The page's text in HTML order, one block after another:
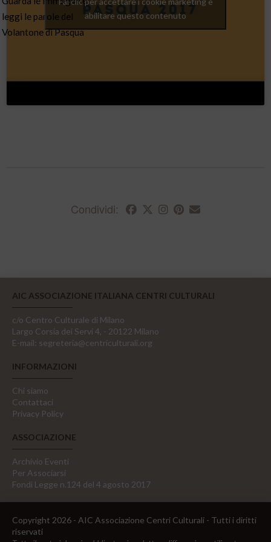
leggi le parole del
Volantone di Pasqua
abilitare questo contenuto
Condividi:
AIC ASSOCIAZIONE ITALIANA CENTRI CULTURALI
c/o Centro Culturale di Milano
Largo Corsia dei Servi 4, - 20122 Milano
E-mail: segreteria@centriculturali.org
INFORMAZIONI
Chi siamo
Contattaci
Privacy Policy
ASSOCIAZIONE
Archivio Eventi
Per Associarsi
Fondi Legge n.124 del 4 agosto 2017
Copyright 2026 - AIC Associazione Centri Culturali - Tutti i diritti
riservati